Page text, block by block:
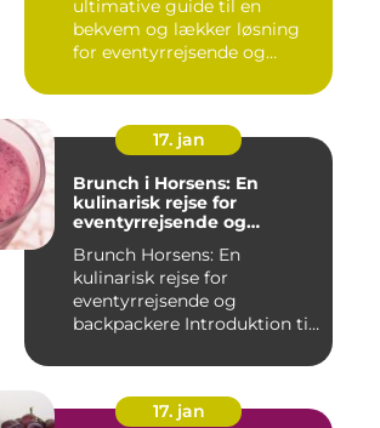
ultimative guide til en
bekvem og lækker løsning
for eventyrrejsende og
17. jan
Brunch i Horsens: En
kulinarisk rejse for
eventyrrejsende og
Brunch Horsens: En
kulinarisk rejse for
eventyrrejsende og
backpackere Introduktion til
17. jan